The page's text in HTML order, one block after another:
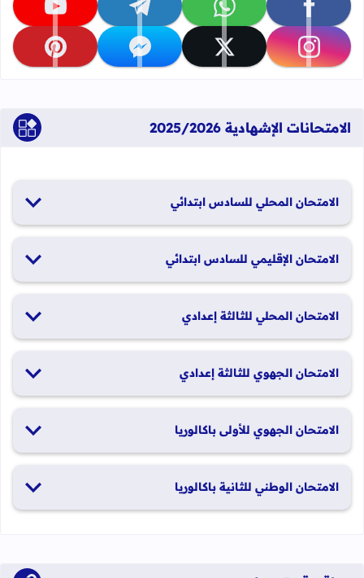
تابعنا على facebook تابعنا على whatsapp تابعنا على telegram تابعنا على youtube
تابعنا على instagram تابعنا على x تابعنا على messenger تابعنا على pinterest
الامتحانات الإشهادية 2025/2026
الامتحان المحلي للسادس ابتدائي
الامتحان الإقليمي للسادس ابتدائي
الامتحان المحلي للثالثة إعدادي
الامتحان الجهوي للثالثة إعدادي
الامتحان الجهوي للأولى باكالوريا
2026
الامتحان الوطني للثانية باكالوريا